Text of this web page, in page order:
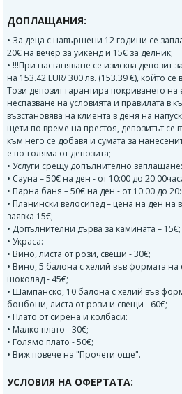
ДОПЛАЩАНИЯ:
• За деца с навършени 12 години се
20€ на вечер за уикенд и 15€ за делник;
• !!!При настаняване се изисква депозит
на 153.42 EUR/ 300 лв. (153.39 €), който
Този депозит гарантира покриването на
неспазване на условията и правилата в
възстановява на клиента в деня на
щети по време на престоя, депозитът се
към него се добавя и сумата за
е по-голяма от депозита;
• Услуги срещу допълнително заплащане:
• Сауна – 50€ на ден - от 10:00 до
• Парна баня – 50€ на ден - от 10:00 до
• Планински велосипед – цена на ден на
заявка 15€;
• Допълнителни дърва за камината – 15€;
• Украса:
• Вино, листа от рози, свещи - 30€;
• Вино, 5 балона с хелий във формата на
шоколад - 45€;
• Шампанско, 10 балона с хелий във
бонбони, листа от рози и свещи - 60€;
• Плато от сирена и колбаси:
• Малко плато - 30€;
• Голямо плато - 50€;
• Виж повече на "Прочети още".
УСЛОВИЯ НА ОФЕРТАТА: